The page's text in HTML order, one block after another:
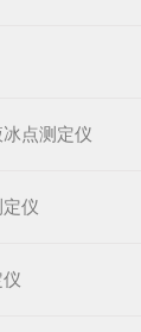
点测定仪
仪